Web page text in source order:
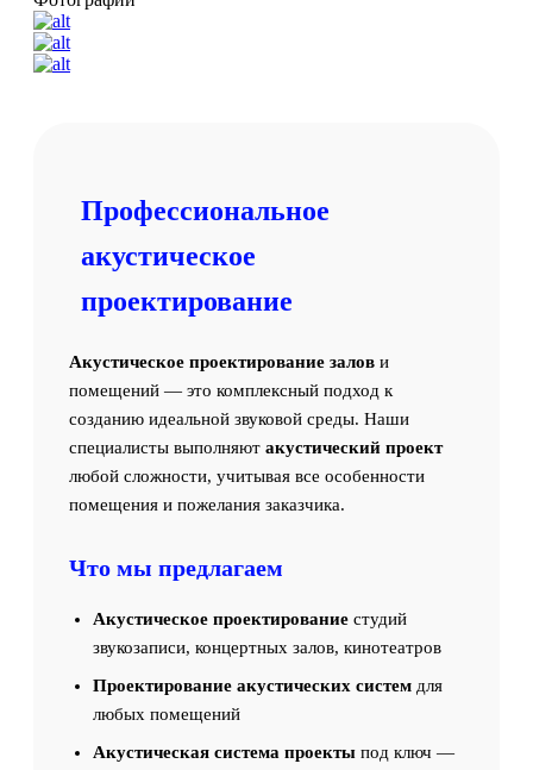
Профессиональное
акустическое
проектирование
Акустическое проектирование залов и
помещений — это комплексный подход к
созданию идеальной звуковой среды. Наши
специалисты выполняют акустический проект
любой сложности, учитывая все особенности
помещения и пожелания заказчика.
Что мы предлагаем
Акустическое проектирование студий
звукозаписи, концертных залов, кинотеатров
Проектирование акустических систем для
любых помещений
Акустическая система проекты под ключ —